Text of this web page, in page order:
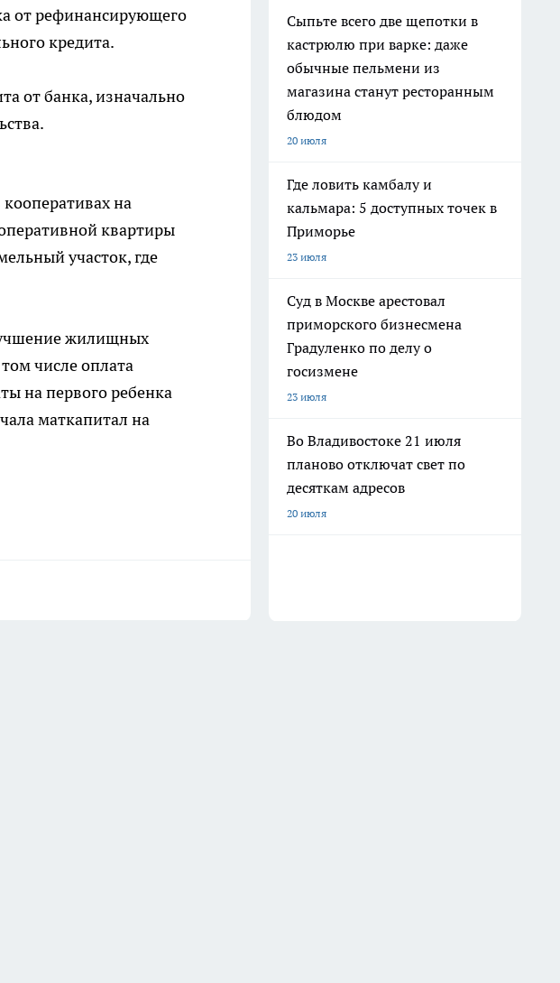
от рефинансирующего
кредита.
от банка, изначально
на
квартиры
участок, где
жилищных
числе оплата
на первого ребенка
маткапитал на
Сыпьте всего две щепотки в
кастрюлю при варке: даже
обычные пельмени из
магазина станут ресторанным
блюдом
20 июля
Где ловить камбалу и
кальмара: 5 доступных точек в
Приморье
23 июля
Суд в Москве арестовал
приморского бизнесмена
Градуленко по делу о
госизмене
23 июля
Во Владивостоке 21 июля
планово отключат свет по
десяткам адресов
20 июля